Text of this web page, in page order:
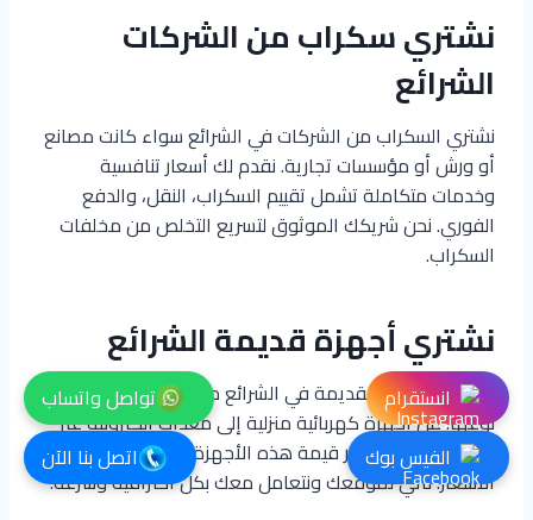
تواصل واتساب
اتصل بنا الآن
انستقرام
الفيس بوك
نشتري سكراب من الشركات
الشرائع
نشتري السكراب من الشركات في الشرائع سواء كانت مصانع
أو ورش أو مؤسسات تجارية. نقدم لك أسعار تنافسية
وخدمات متكاملة تشمل تقييم السكراب، النقل، والدفع
الفوري. نحن شريكك الموثوق لتسريع التخلص من مخلفات
السكراب.
نشتري أجهزة قديمة الشرائع
نشتري الأجهزة القديمة في الشرائع مهما كانت حالتها أو
نوعها. من أجهزة كهربائية منزلية إلى معدات إلكترونية غير
مستخدمة، نحن نقدر قيمة هذه الأجهزة وندفع لك أفضل
الأسعار. نأتي لموقعك ونتعامل معك بكل احترافية وسرعة.